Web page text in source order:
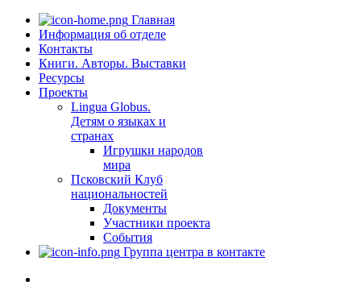
Главная
Информация об отделе
Контакты
Книги. Авторы. Выставки
Ресурсы
Проекты
Lingua Globus.
Детям о языках и
странах
Игрушки народов
мира
Псковский Клуб
национальностей
Документы
Участники проекта
События
Группа центра в контакте